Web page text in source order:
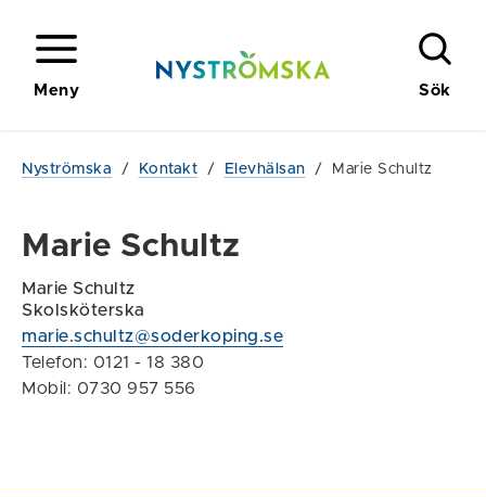
Meny Sök
Nyströmska / Kontakt / Elevhälsan / Marie Schultz
Marie Schultz
Marie Schultz
Skolsköterska
marie.schultz@soderkoping.se
Telefon: 0121 - 18 380
Mobil: 0730 957 556